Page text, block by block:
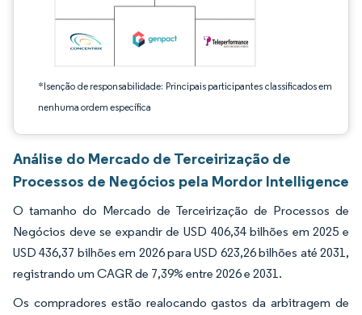
*Isenção de responsabilidade: Principais participantes classificados em
nenhuma ordem específica
Análise do Mercado de Terceirização de
Processos de Negócios pela Mordor Intelligence
O tamanho do Mercado de Terceirização de Processos de
Negócios deve se expandir de USD 406,34 bilhões em 2025 e
USD 436,37 bilhões em 2026 para USD 623,26 bilhões até 2031,
registrando um CAGR de 7,39% entre 2026 e 2031.
Os compradores estão realocando gastos da arbitragem de